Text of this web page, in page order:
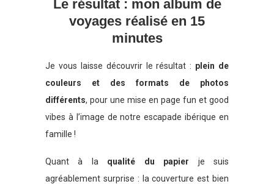
Le résultat : mon album de
voyages réalisé en 15
minutes
Je vous laisse découvrir le résultat : plein de
couleurs et des formats de photos
différents, pour une mise en page fun et good
vibes à l’image de notre escapade ibérique en
famille !
Quant à la qualité du papier je suis
agréablement surprise : la couverture est bien